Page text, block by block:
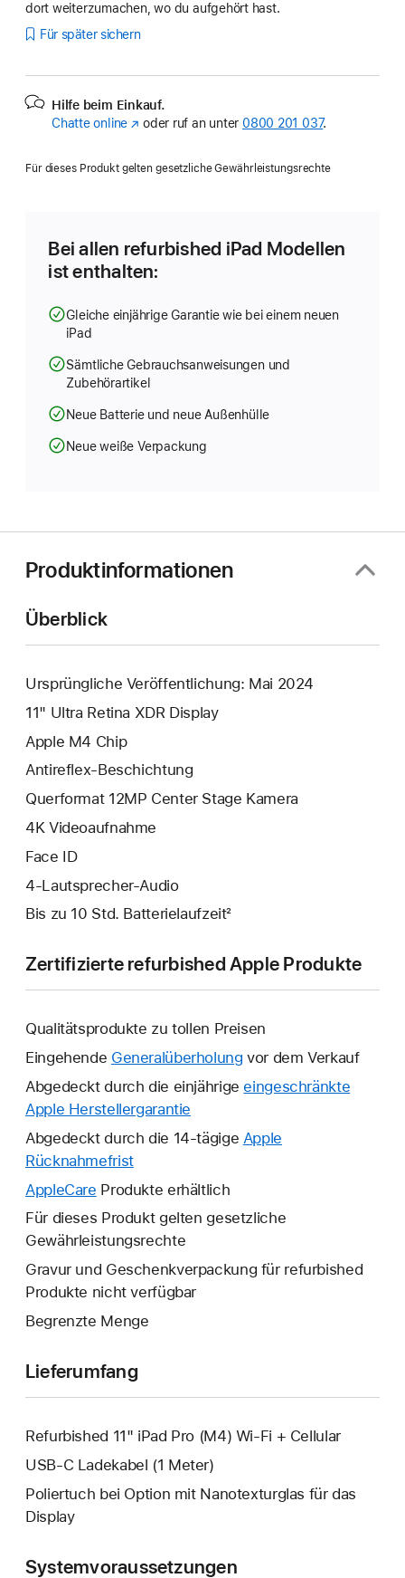
dort weiterzumachen, wo du aufgehört hast.
Für später sichern
Hilfe beim Einkauf.
Chatte online (Öffnet
Fenster)
oder ruf an unter 0800 201 037.
Für dieses Produkt gelten gesetzliche Gewährleistungsrechte
Bei allen refurbished iPad Modellen
ist enthalten:
Gleiche einjährige Garantie wie bei einem neuen
iPad
Sämtliche Gebrauchsanweisungen und
Zubehörartikel
Neue Batterie und neue Außenhülle
Neue weiße Verpackung
Produktinformationen
Überblick
Ursprüngliche Veröffentlichung: Mai 2024
11" Ultra Retina XDR Display
Apple M4 Chip
Antireflex-Beschichtung
Querformat 12MP Center Stage Kamera
4K Video­aufnahme
Face ID
4‑Lautsprecher-Audio
Bis zu 10 Std. Batterielaufzeit²
Zertifizierte refurbished Apple Produkte
Qualitätsprodukte zu tollen Preisen
Eingehende Generalüberholung vor dem Verkauf
Abgedeckt durch die einjährige eingeschränkte
Apple Herstellergarantie
neues
geöffnet.
Abgedeckt durch die 14-tägige Apple
RücknahmefristEin
neues
wird
geöffnet.
AppleCare Ein
neues
Fenster
geöffnet.
Produkte erhältlich
Für dieses Produkt gelten gesetzliche
Gewährleistungsrechte
Gravur und Geschenkverpackung für refurbished
Produkte nicht verfügbar
Begrenzte Menge
Lieferumfang
Refurbished 11" iPad Pro (M4) Wi‑Fi + Cellular
USB‑C Ladekabel (1 Meter)
Poliertuch bei Option mit Nanotexturglas für das
Display
Systemvoraussetzungen